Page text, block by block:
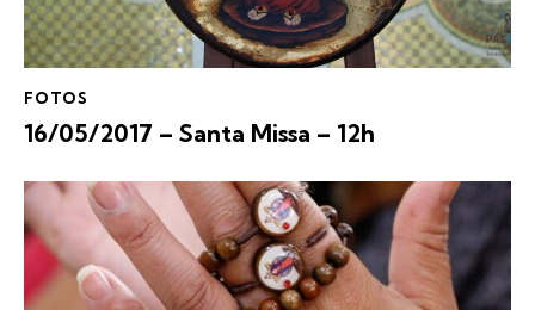
FOTOS
16/05/2017 – Santa Missa – 12h